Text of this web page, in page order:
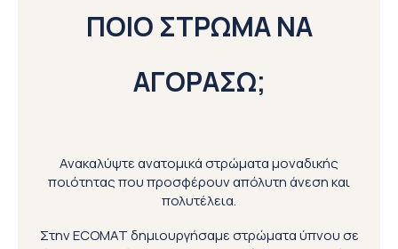
ΠΟΙΟ ΣΤΡΩΜΑ ΝΑ
ΑΓΟΡΑΣΩ;
Ανακαλύψτε ανατομικά στρώματα μοναδικής
ποιότητας που προσφέρουν απόλυτη άνεση και
πολυτέλεια.
Στην ECOMAT δημιουργήσαμε στρώματα ύπνου σε